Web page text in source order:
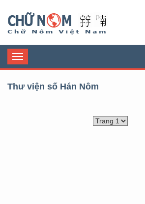
Toggle
navigation
Thư viện số Hán Nôm